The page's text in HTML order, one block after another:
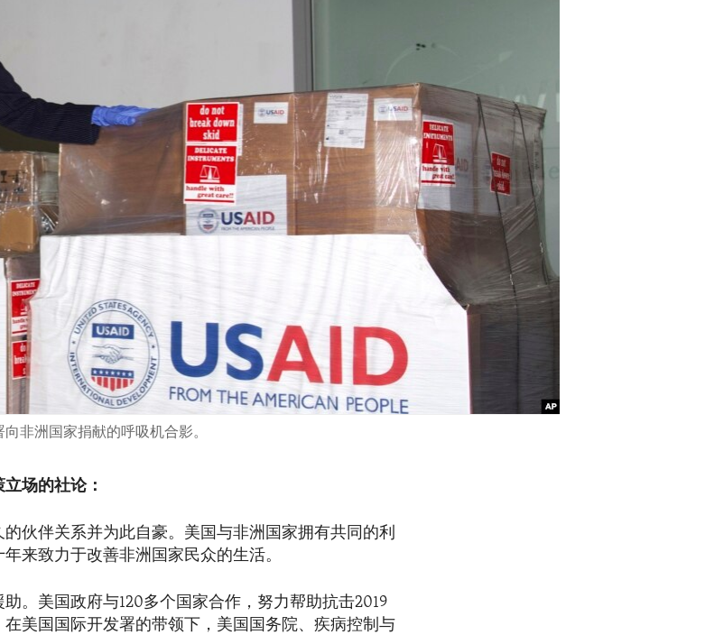
非洲国家捐献的呼吸机合影。
场的社论：
伙伴关系并为此自豪。美国与非洲国家拥有共同的利
来致力于改善非洲国家民众的生活。
。美国政府与120多个国家合作，努力帮助抗击2019
美国国际开发署的带领下，美国国务院、疾病控制与